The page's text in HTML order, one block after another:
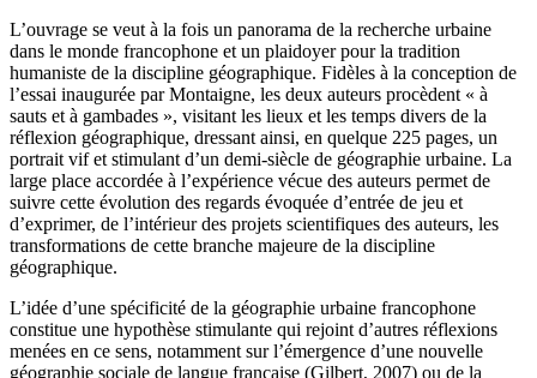
L’ouvrage se veut à la fois un panorama de la recherche urbaine
dans le monde francophone et un plaidoyer pour la tradition
humaniste de la discipline géographique. Fidèles à la conception de
l’essai inaugurée par Montaigne, les deux auteurs procèdent « à
sauts et à gambades », visitant les lieux et les temps divers de la
réflexion géographique, dressant ainsi, en quelque 225 pages, un
portrait vif et stimulant d’un demi-siècle de géographie urbaine. La
large place accordée à l’expérience vécue des auteurs permet de
suivre cette évolution des regards évoquée d’entrée de jeu et
d’exprimer, de l’intérieur des projets scientifiques des auteurs, les
transformations de cette branche majeure de la discipline
géographique.
L’idée d’une spécificité de la géographie urbaine francophone
constitue une hypothèse stimulante qui rejoint d’autres réflexions
menées en ce sens, notamment sur l’émergence d’une nouvelle
géographie sociale de langue française (Gilbert, 2007) ou de la